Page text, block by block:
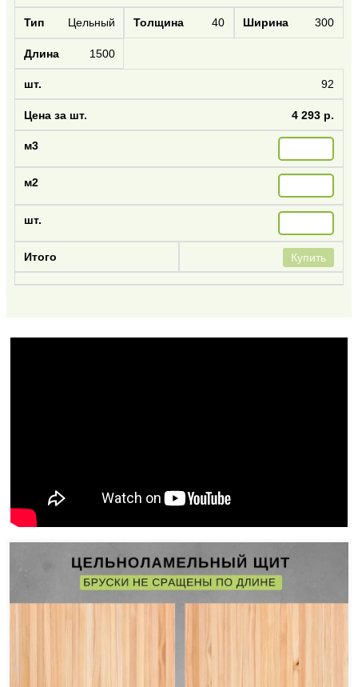
Цельный 40 300
1500
92
4 293 р.
Купить